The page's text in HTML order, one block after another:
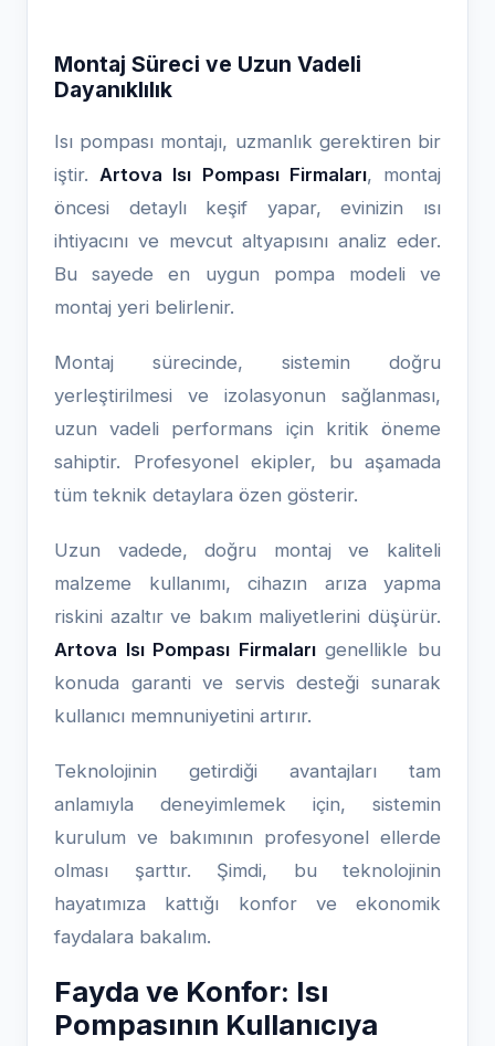
Montaj Süreci ve Uzun Vadeli
Dayanıklılık
Isı pompası montajı, uzmanlık gerektiren bir
iştir.Artova Isı Pompası Firmaları, montaj
öncesi detaylı keşif yapar, evinizin ısı
ihtiyacını ve mevcut altyapısını analiz eder.
Bu sayede en uygun pompa modeli ve
montaj yeri belirlenir.
Montaj sürecinde, sistemin doğru
yerleştirilmesi ve izolasyonun sağlanması,
uzun vadeli performans için kritik öneme
sahiptir. Profesyonel ekipler, bu aşamada
tüm teknik detaylara özen gösterir.
Uzun vadede, doğru montaj ve kaliteli
malzeme kullanımı, cihazın arıza yapma
riskini azaltır ve bakım maliyetlerini düşürür.
Artova Isı Pompası Firmalarıgenellikle bu
konuda garanti ve servis desteği sunarak
kullanıcı memnuniyetini artırır.
Teknolojinin getirdiği avantajları tam
anlamıyla deneyimlemek için, sistemin
kurulum ve bakımının profesyonel ellerde
olması şarttır. Şimdi, bu teknolojinin
hayatımıza kattığı konfor ve ekonomik
faydalara bakalım.
Fayda ve Konfor: Isı
Pompasının Kullanıcıya